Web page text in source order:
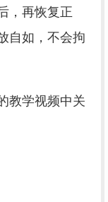
，再恢复正
自如，不会拘
教学视频中关